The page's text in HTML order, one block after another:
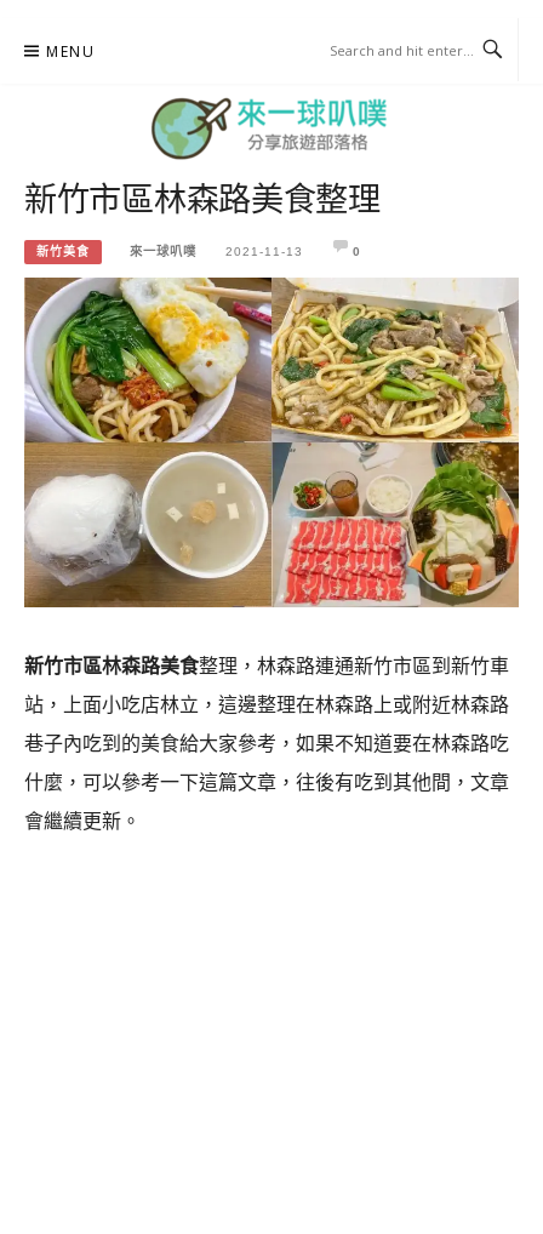
MENU
來一球叭噗
新竹市區林森路美食整理
新竹美食 來一球叭噗 2021-11-13 0
新竹市區林森路美食整理，林森路連通新竹市區到新竹車
站，上面小吃店林立，這邊整理在林森路上或附近林森路
巷子內吃到的美食給大家參考，如果不知道要在林森路吃
什麼，可以參考一下這篇文章，往後有吃到其他間，文章
會繼續更新。